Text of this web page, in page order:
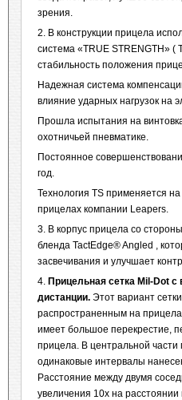
зрения.
2. В конструкции прицела
система «TRUE STRENGTH» (
стабильность положения
Надежная система
влияние ударных нагрузок на
Прошла испытания на
охотничьей пневматике.
Постоянное
год.
Технология TS применяется
прицелах компании Leapers.
3. В корпус прицела со
бленда TactEdge® Angled ,
засвечивания и улучшает
4. Прицельная сетка Mil-Dot
дистанции. Этот вариант
распространенным на
имеет большое перекрестие,
прицела. В центральной части
одинаковые интервалы
Расстояние между двумя
увеличения 10х на расстоянии